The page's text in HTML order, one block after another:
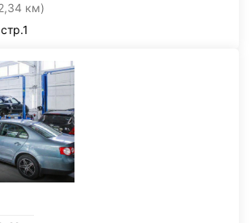
км)